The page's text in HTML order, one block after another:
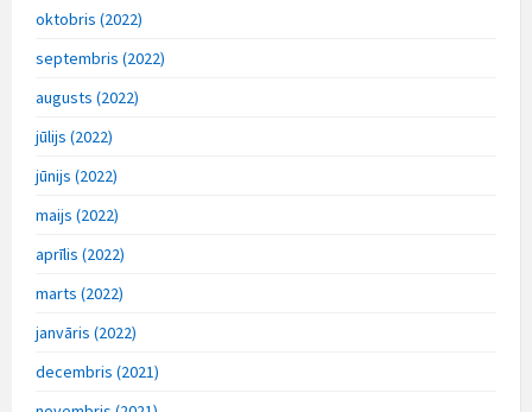
oktobris (2022)
septembris (2022)
augusts (2022)
jūlijs (2022)
jūnijs (2022)
maijs (2022)
aprīlis (2022)
marts (2022)
janvāris (2022)
decembris (2021)